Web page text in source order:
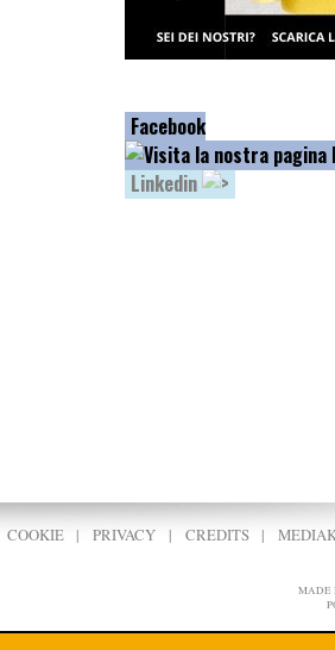
Facebook
Linkedin
COOKIE|PRIVACY | CREDITS|
MADE